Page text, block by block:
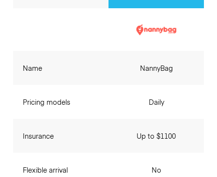
Name
Pricing models
Insurance
Flexible arrival
NannyBag
Daily
Up to $1100
No